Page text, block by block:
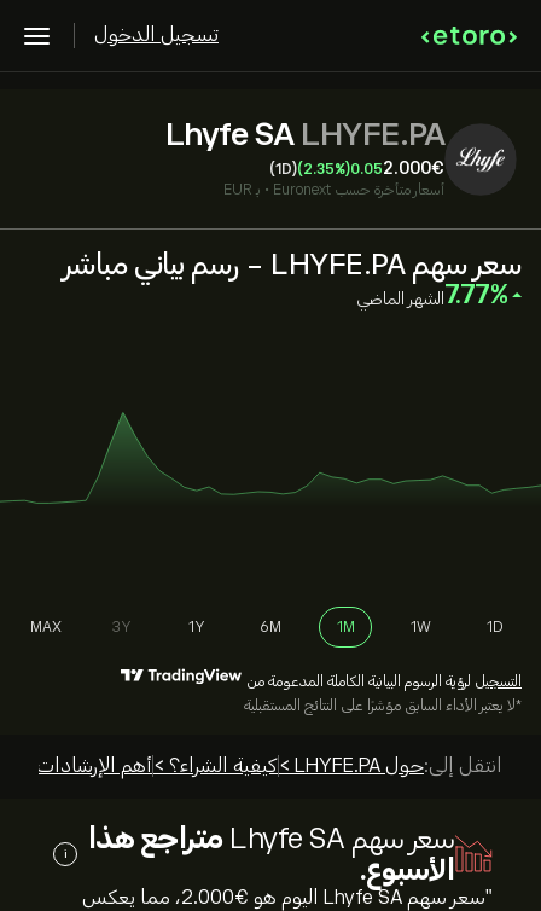
تسجيل الدخول
Lhyfe SA LHYFE.PA
2.000‎€‎
0.05
(2.35%)
(1D)
أسعار متأخرة حسب Euronext
• بـ EUR
سعر سهم LHYFE.PA - رسم بياني مباشر
‎7.77‎ الشهر الماضي
1D
1W
1M
6M
1Y
3Y
MAX
التسجيل لرؤية الرسوم البيانية الكاملة المدعومة من
*لا يعتبر الأداء السابق مؤشرًا على النتائج المستقبلية
انتقل إلى:حول LHYFE.PA > كيفية الشراء؟ >أهم الإرشادات >
سعر سهم Lhyfe SA
متراجع هذا
الأسبوع.
i
"سعر سهم Lhyfe SA اليوم هو 2.000‎€‎، مما يعكس